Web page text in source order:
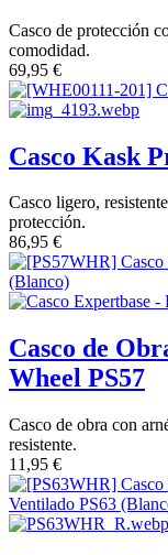
Casco de protección
comodidad.
69,95 €
Casco Kask
Casco ligero,
protección.
86,95 €
Casco de
Wheel PS57
Casco de obra con
resistente.
11,95 €